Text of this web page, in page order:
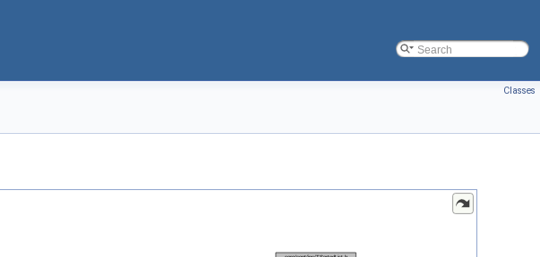
Classes